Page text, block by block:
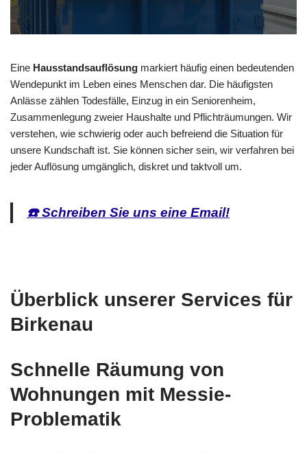
Eine Hausstandsauflösung markiert häufig einen bedeutenden
Wendepunkt im Leben eines Menschen dar. Die häufigsten
Anlässe zählen Todesfälle, Einzug in ein Seniorenheim,
Zusammenlegung zweier Haushalte und Pflichträumungen. Wir
verstehen, wie schwierig oder auch befreiend die Situation für
unsere Kundschaft ist. Sie können sicher sein, wir verfahren bei
jeder Auflösung umgänglich, diskret und taktvoll um.
☎️ Schreiben Sie uns eine Email!
Überblick unserer Services für
Birkenau
Schnelle Räumung von
Wohnungen mit Messie-
Problematik